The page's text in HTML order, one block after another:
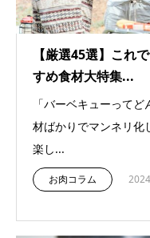
【厳選45選】これ
すめ食材大特集...
「バーベキューって
材ばかりでマンネリ化
楽し...
お肉コラム